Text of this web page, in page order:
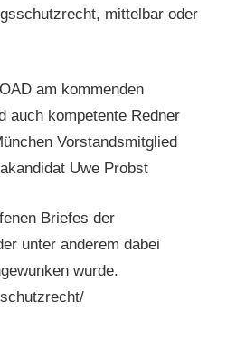
mittelbar oder
am kommenden
auch kompetente Redner
Vorstandsmitglied
Uwe Probst
Briefes der
unter anderem dabei
wurde.